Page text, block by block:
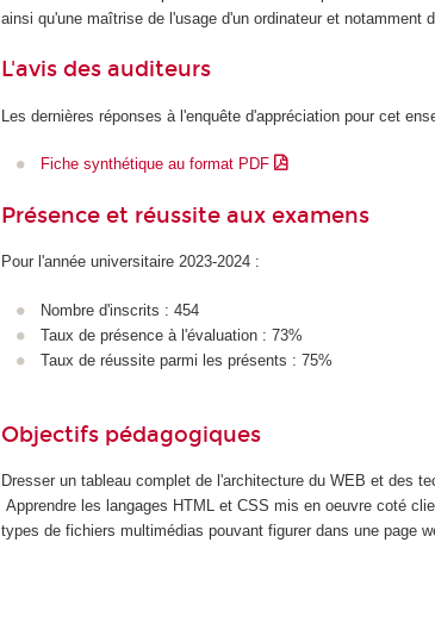
ainsi qu'une maîtrise de l'usage d'un ordinateur et notamment
L'avis des auditeurs
Les dernières réponses à l'enquête d'appréciation pour cet
Fiche synthétique au format PDF
Présence et réussite aux examens
Pour l'année universitaire 2023-2024 :
Nombre d'inscrits : 454
Taux de présence à l'évaluation : 73%
Taux de réussite parmi les présents : 75%
Objectifs pédagogiques
Dresser un tableau complet de l'architecture du WEB et des
Apprendre les langages HTML et CSS mis en oeuvre coté
types de fichiers multimédias pouvant figurer dans une page